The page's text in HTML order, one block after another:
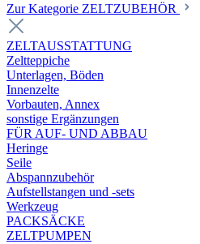
Zur Kategorie ZELTZUBEHÖR
ZELTAUSSTATTUNG
Zeltteppiche
Unterlagen, Böden
Innenzelte
Vorbauten, Annex
sonstige Ergänzungen
FÜR AUF- UND ABBAU
Heringe
Seile
Abspannzubehör
Aufstellstangen und -sets
Werkzeug
PACKSÄCKE
ZELTPUMPEN